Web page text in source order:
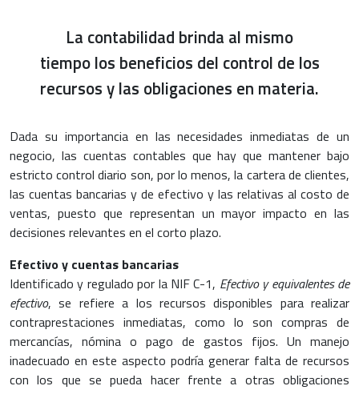
La contabilidad brinda al mismo
tiempo los beneficios del control de los
recursos y las obligaciones en materia.
Dada su importancia en las necesidades inmediatas de un
negocio, las cuentas contables que hay que mantener bajo
estricto control diario son, por lo menos, la cartera de clientes,
las cuentas bancarias y de efectivo y las relativas al costo de
ventas, puesto que representan un mayor impacto en las
decisiones relevantes en el corto plazo.
Efectivo y cuentas bancarias
Identificado y regulado por la NIF C-1, Efectivo y equivalentes de
efectivo, se refiere a los recursos disponibles para realizar
contraprestaciones inmediatas, como lo son compras de
mercancías, nómina o pago de gastos fijos. Un manejo
inadecuado en este aspecto podría generar falta de recursos
con los que se pueda hacer frente a otras obligaciones